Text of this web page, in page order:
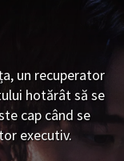
de Sud
un recuperator
hotărât să se
cap când se
executiv.